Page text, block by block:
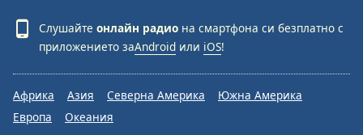
dialog
window.
Escape
will
cancel
and
Слушайте онлайн радио на смартфона си безплатно с
приложението заAndroid или iOS!
Африка Азия Северна Америка
Южна Америка
Европа
Океания